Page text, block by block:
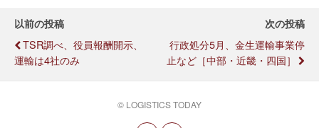
以前の投稿
TSR調べ、役員報酬開示、
運輸は4社のみ
次の投稿
行政処分5月、金生運輸事業停
止など［中部・近畿・四国］
© LOGISTICS TODAY